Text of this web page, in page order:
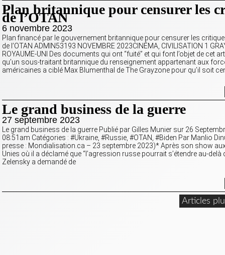
Plan britannique pour censurer les
de l’OTAN
6 novembre 2023
Plan financé par le gouvernement britannique pour censurer les
de l’OTAN ADMIN53193 NOVEMBRE 2023CINÉMA, CIVILISATION 1
ROYAUME-UNI Des documents qui ont “fuité” et qui font l’objet de cet
qu’un sous-traitant britannique du renseignement appartenant aux
américaines a ciblé Max Blumenthal de The Grayzone pour qu’il soit
Le grand business de la guerre
27 septembre 2023
Le grand business de la guerre Publié par Gilles Munier sur 26
08:51am Catégories : #Ukraine, #Russie, #OTAN, #Biden Par Manlio
presse : Mondialisation.ca – 23 septembre 2023)* Après son show
Unies où il a déclamé que “l’agression russe pourrait s’étendre au-delà
Zelensky a demandé de
Articles